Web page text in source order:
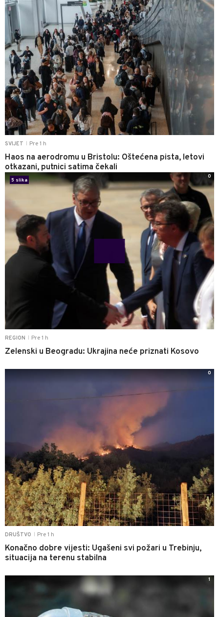
SVIJET Pre 1 h
Haos na aerodromu u Bristolu: Oštećena pista, letovi
otkazani, putnici satima čekali
REGION Pre 1 h
Zelenski u Beogradu: Ukrajina neće priznati Kosovo
5 slika
0
DRUŠTVO Pre 1 h
Konačno dobre vijesti: Ugašeni svi požari u Trebinju,
situacija na terenu stabilna
0
1